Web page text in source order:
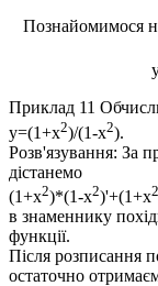
Познайомимося
Приклад 11
y=(1+x2)/(1-x2).
Розв'язування: За
дістанемо
(1+x2)*(1-x2)'+(1+x2
в знаменнику
функції.
Після розписання
остаточно